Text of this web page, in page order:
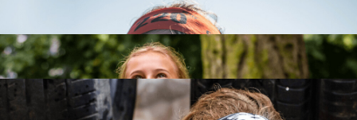
42 KM+
FAMILY
15 PRZESZKÓD
2 KM+
KIDS
15 PRZESZKÓD
1 KM+